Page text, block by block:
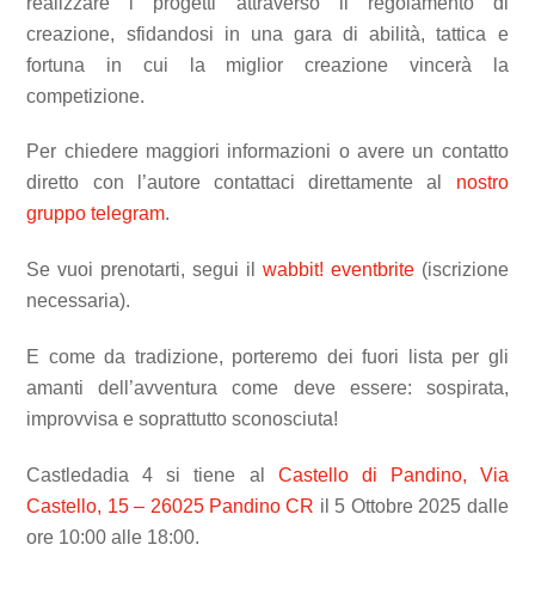
creazione, sfidandosi in una gara di abilità, tattica e
fortuna in cui la miglior creazione vincerà la
competizione.
Per chiedere maggiori informazioni o avere un contatto
diretto con l’autore contattaci direttamente al nostro
gruppo telegram.
Se vuoi prenotarti, segui il wabbit! eventbrite(iscrizione
necessaria).
E come da tradizione, porteremo dei fuori lista per gli
amanti dell’avventura come deve essere: sospirata,
improvvisa e soprattutto sconosciuta!
Castledadia 4 si tiene al Castello di Pandino, Via
Castello, 15 – 26025 Pandino CR il 5 Ottobre 2025 dalle
ore 10:00 alle 18:00.